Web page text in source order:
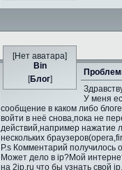
[Нет аватара]
Bin
[Блог]
У меня
сообщение в каком либо
войти в неё снова,пока не
действий,например нажатие
нескольких
P.s Комментарий получилось
Может дело в ip?Мой
на 2ip.ru что бы узнать свой